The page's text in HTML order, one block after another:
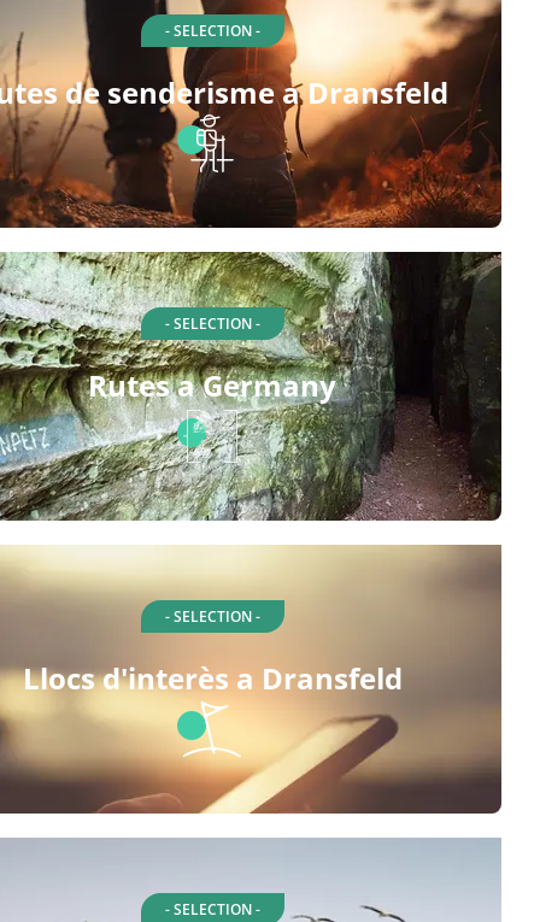
- SELECTION -
de senderisme a Dransfeld
- SELECTION -
Rutes a Germany
- SELECTION -
Llocs d'interès a Dransfeld
- SELECTION -